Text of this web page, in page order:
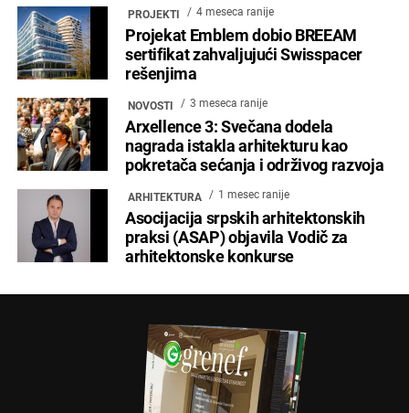
PROJEKTI 4 meseca ranije
Projekat Emblem dobio BREEAM
sertifikat zahvaljujući Swisspacer
rešenjima
NOVOSTI 3 meseca ranije
Arxellence 3: Svečana dodela
nagrada istakla arhitekturu kao
pokretača sećanja i održivog razvoja
ARHITEKTURA 1 mesec ranije
Asocijacija srpskih arhitektonskih
praksi (ASAP) objavila Vodič za
arhitektonske konkurse